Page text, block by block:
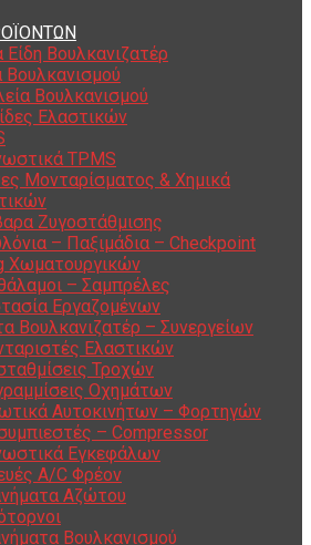
Βουλκανιζατέρ
Βουλκανισμού
Βουλκανισμού
Ελαστικών
TPMS
Μονταρίσματος & Χημικά
Ζυγοστάθμισης
– Παξιμάδια – Checkpoint
Χωματουργικών
– Σαμπρέλες
Εργαζομένων
Βουλκανιζατέρ – Συνεργείων
Ελαστικών
Τροχών
Οχημάτων
Αυτοκινήτων – Φορτηγών
– Compressor
Εγκεφάλων
A/C Φρέον
Αζώτου
Βουλκανισμού